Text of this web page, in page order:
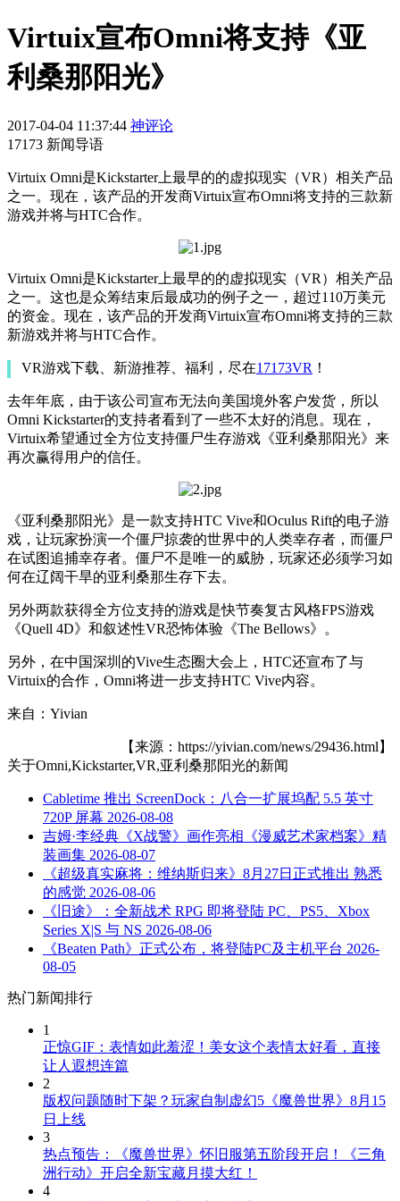
Virtuix宣布Omni将支持《亚
利桑那阳光》
2017-04-04 11:37:44 神评论
17173 新闻导语
Virtuix Omni是Kickstarter上最早的的虚拟现实（VR）相关产品
之一。现在，该产品的开发商Virtuix宣布Omni将支持的三款新
游戏并将与HTC合作。
Virtuix Omni是Kickstarter上最早的的虚拟现实（VR）相关产品
之一。这也是众筹结束后最成功的例子之一，超过110万美元
的资金。现在，该产品的开发商Virtuix宣布Omni将支持的三款
新游戏并将与HTC合作。
VR游戏下载、新游推荐、福利，尽在17173VR ！
去年年底，由于该公司宣布无法向美国境外客户发货，所以
Omni Kickstarter的支持者看到了一些不太好的消息。现在，
Virtuix希望通过全方位支持僵尸生存游戏《亚利桑那阳光》来
再次赢得用户的信任。
《亚利桑那阳光》是一款支持HTC Vive和Oculus Rift的电子游
戏，让玩家扮演一个僵尸掠袭的世界中的人类幸存者，而僵尸
在试图追捕幸存者。僵尸不是唯一的威胁，玩家还必须学习如
何在辽阔干旱的亚利桑那生存下去。
另外两款获得全方位支持的游戏是快节奏复古风格FPS游戏
《Quell 4D》和叙述性VR恐怖体验《The Bellows》。
另外，在中国深圳的Vive生态圈大会上，HTC还宣布了与
Virtuix的合作，Omni将进一步支持HTC Vive内容。
来自：Yivian
【来源：https://yivian.com/news/29436.html】
关于Omni,Kickstarter,VR,亚利桑那阳光的新闻
Cabletime 推出 ScreenDock：八合一扩展坞配 5.5 英寸
720P 屏幕 2026-08-08
吉姆·李经典《X战警》画作亮相《漫威艺术家档案》精
装画集 2026-08-07
《超级真实麻将：维纳斯归来》8月27日正式推出 熟悉
的感觉 2026-08-06
《旧途》：全新战术 RPG 即将登陆 PC、PS5、Xbox
Series X|S 与 NS 2026-08-06
《Beaten Path》正式公布，将登陆PC及主机平台 2026-
08-05
热门新闻排行
1
正惊GIF：表情如此羞涩！美女这个表情太好看，直接
让人遐想连篇
2
版权问题随时下架？玩家自制虚幻5《魔兽世界》8月15
日上线
3
热点预告：《魔兽世界》怀旧服第五阶段开启！《三角
洲行动》开启全新宝藏月摸大红！
4